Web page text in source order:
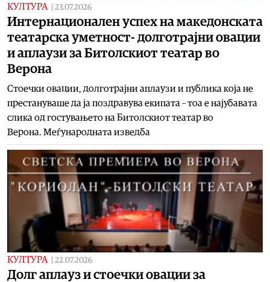
КУЛТУРА 23.07.2026
Интернационален успех на македонската
театарска уметност- долготрајни овации
и аплаузи за Битолскиот театар во
Верона
Стоечки овации, долготрајни аплаузи и публика која не
престануваше да ја поздравува екипата – тоа е најубавата
слика од гостувањето на Битолскиот театар во
Верона. Меѓународната изведба
КУЛТУРА 22.07.2026
Долг аплауз и стоечки овации за